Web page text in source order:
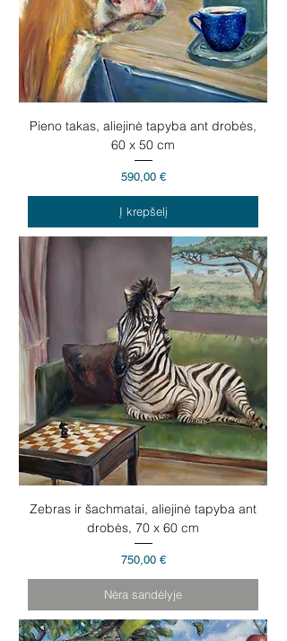
Pieno takas, aliejinė tapyba ant drobės,
60 x 50 cm
Kaina
590,00 €
Į krepšelį
Zebras ir šachmatai, aliejinė tapyba ant
drobės, 70 x 60 cm
Kaina
750,00 €
Nėra sandėlyje